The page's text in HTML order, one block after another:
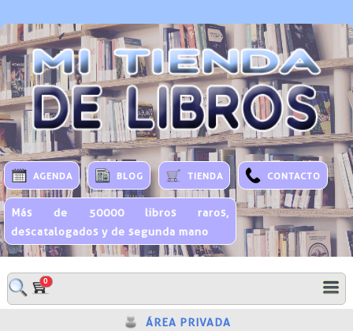
AGENDA BLOG TIENDA CONTACTO
Más de 50000 libros raros,
descatalogados y de segunda mano
0
ÁREA PRIVADA